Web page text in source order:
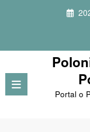
Portal o